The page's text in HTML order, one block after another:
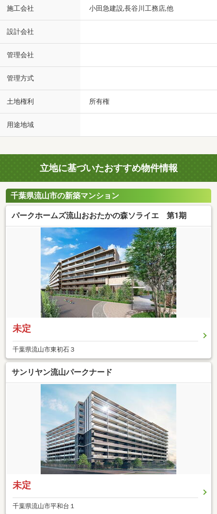
施工会社 小田急建設,長谷川工務店,他
設計会社
管理会社
管理方式
土地権利 所有権
用途地域
立地に基づいたおすすめ物件情報
千葉県流山市の新築マンション
パークホームズ流山おおたかの森ソライエ 第1期
未定
千葉県流山市東初石３
サンリヤン流山パークナード
未定
千葉県流山市平和台１